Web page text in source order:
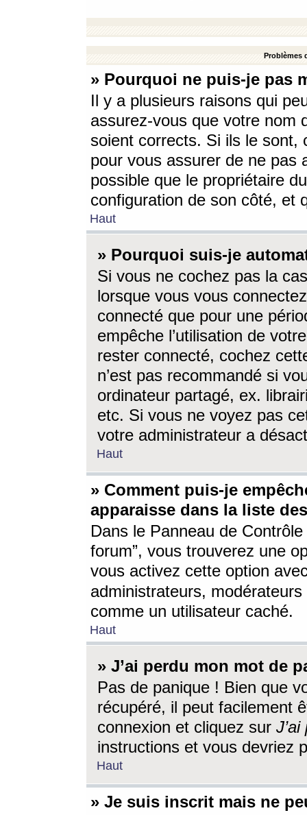
Problèmes
» Pourquoi ne puis-je pas
Il y a plusieurs raisons qui
assurez-vous que votre nom
soient corrects. Si ils le sont,
pour vous assurer de ne pas
possible que le propriétaire
configuration de son côté, et
Haut
» Pourquoi suis-je
Si vous ne cochez pas la
lorsque vous vous
connecté que pour une
empêche l’utilisation de
rester connecté, cochez
n’est pas recommandé si
ordinateur partagé, ex.
etc. Si vous ne voyez pas
votre administrateur a
Haut
» Comment puis-je
apparaisse dans la liste
Dans le Panneau de
forum”, vous trouverez une
vous activez cette option
administrateurs,
comme un utilisateur caché.
Haut
» J’ai perdu mon mot de
Pas de panique ! Bien que
récupéré, il peut facilement
connexion et cliquez sur
instructions et vous devriez
Haut
» Je suis inscrit mais ne